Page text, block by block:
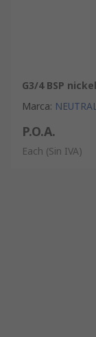
G3/4 BSP
Marca: NEUTRAL
P.O.A.
Each (Sin IVA)